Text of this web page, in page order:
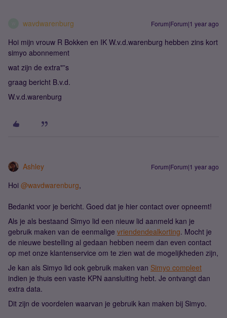
wavdwarenburg Forum|Forum|1 year ago
Hoi mijn vrouw R Bokken en IK W.v.d.warenburg hebben zins kort
simyo abonnement
wat zijn de extra"”s
graag bericht B.v.d.
W.v.d.warenburg
Ashley Forum|Forum|1 year ago
Hoi @wavdwarenburg,
Bedankt voor je bericht. Goed dat je hier contact over opneemt!
Als je als bestaand Simyo lid een nieuw lid aanmeld kan je
gebruik maken van de eenmalige vriendendealkorting. Mocht je
de nieuwe bestelling al gedaan hebben neem dan even contact
op met onze klantenservice om te zien wat de mogelijkheden zijn,
Je kan als Simyo lid ook gebruik maken van Simyo compleet
indien je thuis een vaste KPN aansluiting hebt. Je ontvangt dan
extra data.
Dit zijn de voordelen waarvan je gebruik kan maken bij Simyo.